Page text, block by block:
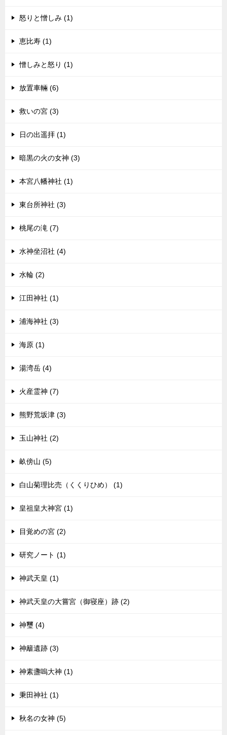
怒りと憎しみ (1)
恵比寿 (1)
憎しみと怒り (1)
放置車輛 (6)
救いの宮 (3)
日の出遥拝 (1)
暗黒の火の女神 (3)
本宮八幡神社 (1)
東台所神社 (3)
桃尾の滝 (7)
水神坐沼社 (4)
水輪 (2)
江田神社 (1)
浦海神社 (3)
海原 (1)
湯湾岳 (4)
火産霊神 (7)
熊野荒坂津 (3)
玉山神社 (2)
畝傍山 (5)
白山菊理比売（くくりひめ） (1)
皇祖皇大神宮 (1)
目覚めの宮 (2)
研究ノート (1)
神武天皇 (1)
神武天皇の大嘗宮（御寝座）跡 (2)
神璽 (4)
神籬遺跡 (3)
神素盞嗚大神 (1)
秉田神社 (1)
秋名の女神 (5)